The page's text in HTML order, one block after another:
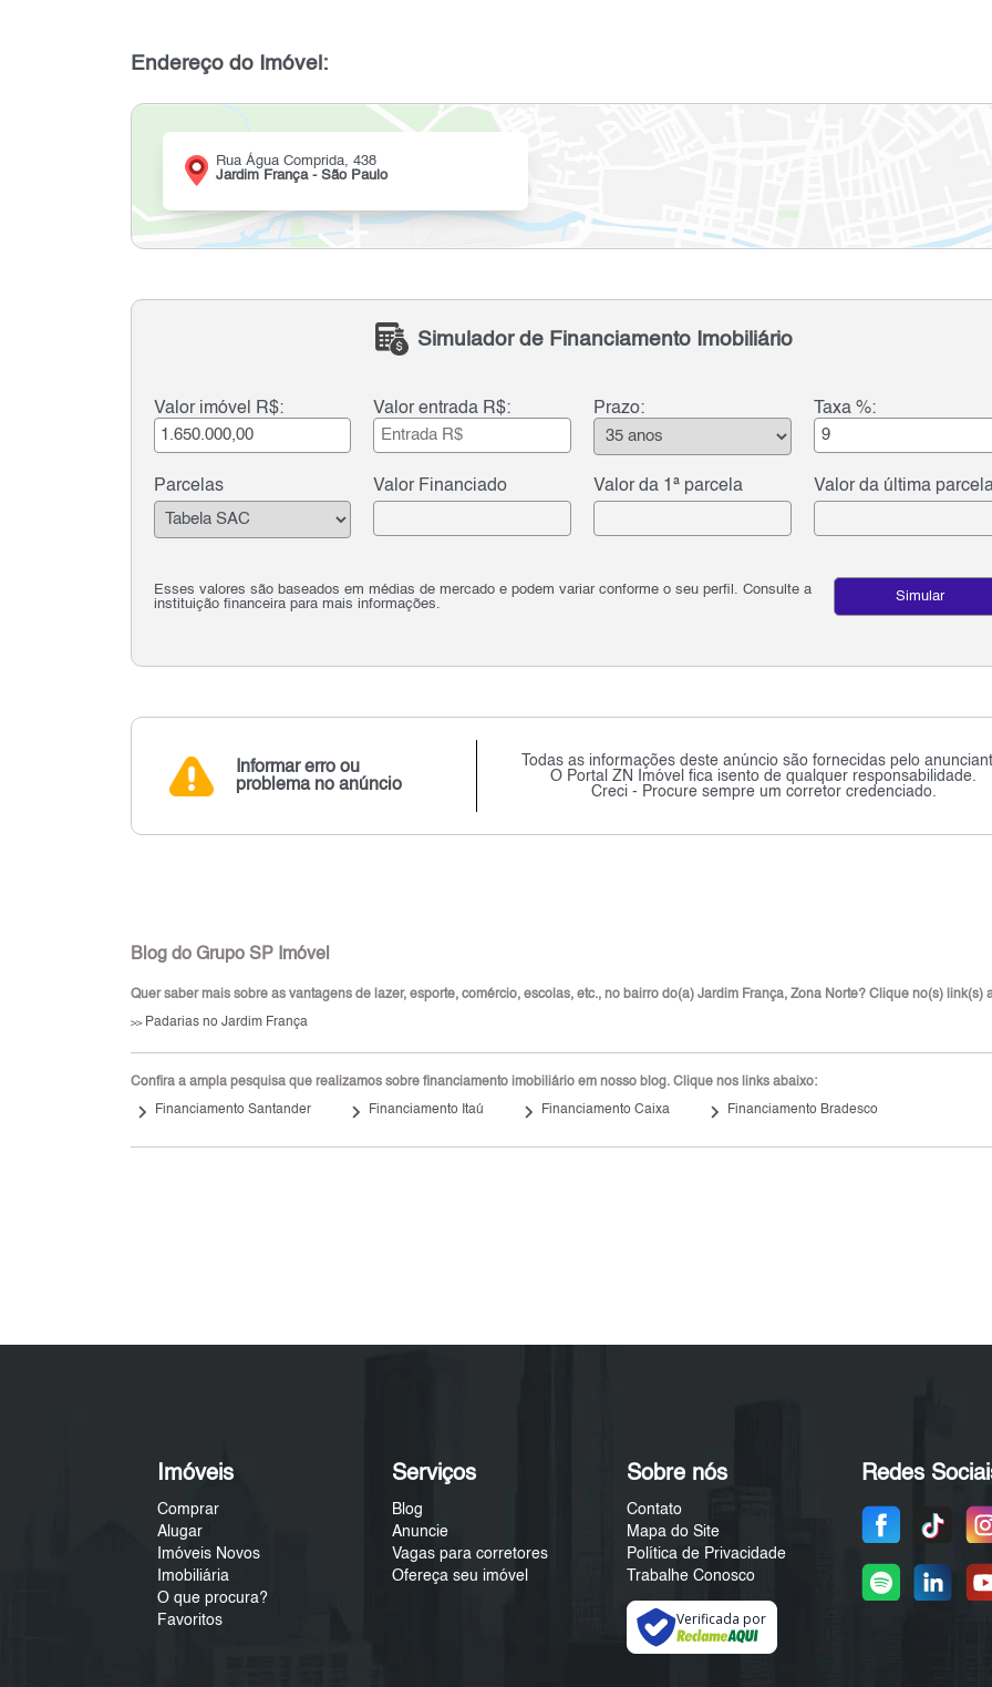
Endereço do Imóvel:
Rua Água Comprida, 438
Jardim França - São Paulo
Simulador de Financiamento Imobiliário
Valor imóvel R$: Valor entrada R$: Prazo: Taxa %:
Parcelas Valor Financiado Valor da 1ª parcela Valor da última
Esses valores são baseados em médias de mercado e podem variar conforme o seu perfil. Consulte a
instituição financeira para mais informações.
Simular
Informar erro ou
problema no anúncio
Todas as informações deste anúncio são fornecidas pelo
O Portal ZN Imóvel fica isento de qualquer responsabilidade.
Creci - Procure sempre um corretor credenciado.
Blog do Grupo SP Imóvel
Quer saber mais sobre as vantagens de lazer, esporte, comércio, escolas, etc., no bairro do(a) Jardim França, Zona Norte? Clique no(s) link(s)
>>Padarias no Jardim França
Confira a ampla pesquisa que realizamos sobre financiamento imobiliário em nosso blog. Clique nos links abaixo:
keyboard_arrow_right Financiamento Santander keyboard_arrow_right Financiamento Itaú keyboard_arrow_right Financiamento Caixa keyboard_arrow_right Financiamento Bradesco
Imóveis
Comprar
Alugar
Imóveis Novos
Imobiliária
O que procura?
Favoritos
Serviços
Blog
Anuncie
Vagas para corretores
Ofereça seu imóvel
Sobre nós
Contato
Mapa do Site
Política de Privacidade
Trabalhe Conosco
Verificada por
Redes